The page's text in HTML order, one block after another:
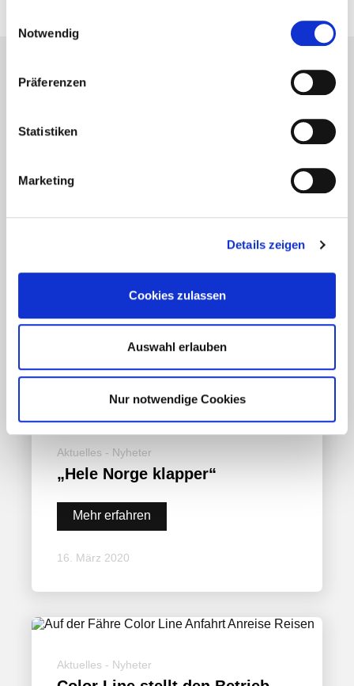
Notwendig
Präferenzen
Statistiken
Marketing
Details zeigen
Cookies zulassen
Auswahl erlauben
Nur notwendige Cookies
Lesetipps
Coronavirus in Norwegen –
Ansteckungsgefahren aus dem
Mehr erfahren
17. März 2020
Aktuelles - Nyheter
„Hele Norge klapper“
Mehr erfahren
16. März 2020
Aktuelles - Nyheter